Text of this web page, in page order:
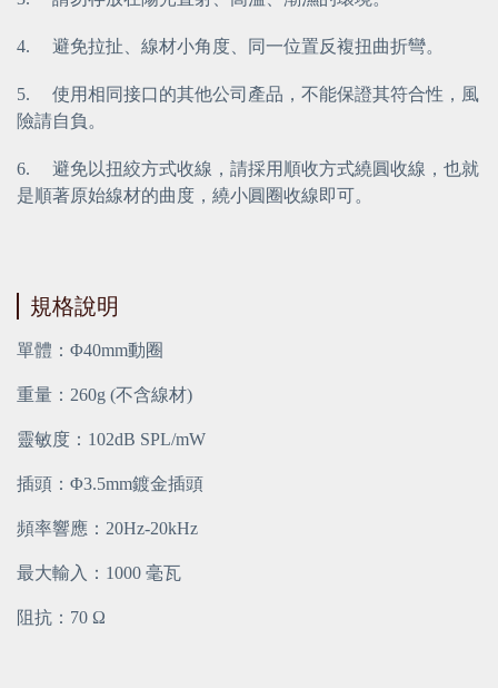
4.     避免拉扯、線材小角度、同一位置反複扭曲折彎。
5.     使用相同接口的其他公司產品，不能保證其符合性，風
險請自負。
6.     避免以扭絞方式收線，請採用順收方式繞圓收線，也就
是順著原始線材的曲度，繞小圓圈收線即可。
規格說明
單體：Φ40mm動圈
重量：260g (不含線材)
靈敏度：102dB SPL/mW
插頭：Φ3.5mm鍍金插頭
頻率響應：20Hz-20kHz
最大輸入：1000 毫瓦
阻抗：70 Ω